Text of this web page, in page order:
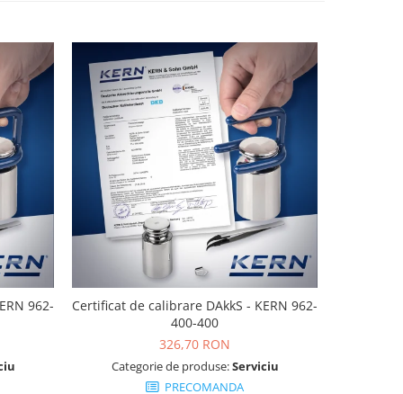
962-
Certificat de calibrare DAkkS - KERN 962-
400-400
326,70 RON
Categorie de produse:Serviciu
PRECOMANDA